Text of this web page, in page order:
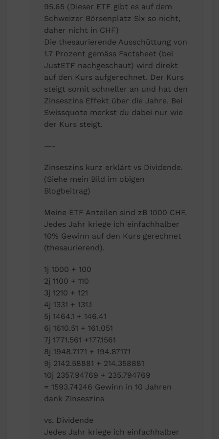
95.65 (Dieser ETF gibt es auf dem
Schweizer Börsenplatz Six so nicht,
daher nicht in CHF)
Die thesaurierende Ausschüttung von
1.7 Prozent gemäss Factsheet (bei
JustETF nachgeschaut) wird direkt
auf den Kurs aufgerechnet. Der Kurs
steigt somit schneller an und hat den
Zinseszins Effekt über die Jahre. Bei
Swissquote merkst du dabei nur wie
der Kurs steigt.
—-
Zinseszins kurz erklärt vs Dividende.
(Siehe mein Bild im obigen
Blogbeitrag)
Meine ETF Anteilen sind zB 1000 CHF.
Jedes Jahr kriege ich einfachhalber
10% Gewinn auf den Kurs gerechnet
(thesaurierend).
1j 1000 + 100
2j 1100 + 110
3j 1210 + 121
4j 1331 + 131.1
5j 1464.1 + 146.41
6j 1610.51 + 161.051
7j 1771.561 +177.1561
8j 1948.7171 + 194.87171
9j 2142.58881 + 214.358881
10j 2357.94769 + 235.794769
= 1593.74246 Gewinn in 10 Jahren
dank Zinseszins
vs. Dividende
Jedes Jahr kriege ich einfachhalber